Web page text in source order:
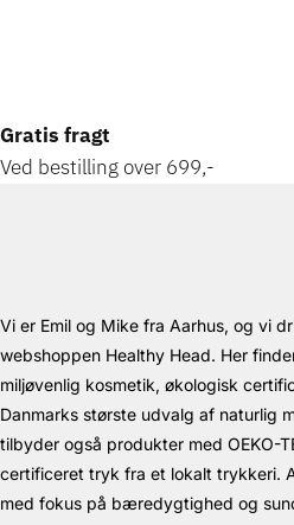
Gratis fragt
Ved bestilling over 699,-
Vi er Emil og Mike fra Aarhus, og vi
webshoppen Healthy Head. Her
miljøvenlig kosmetik, økologisk
Danmarks største udvalg af naturlig
tilbyder også produkter med OEKO-
certificeret tryk fra et lokalt trykkeri.
med fokus på bæredygtighed og